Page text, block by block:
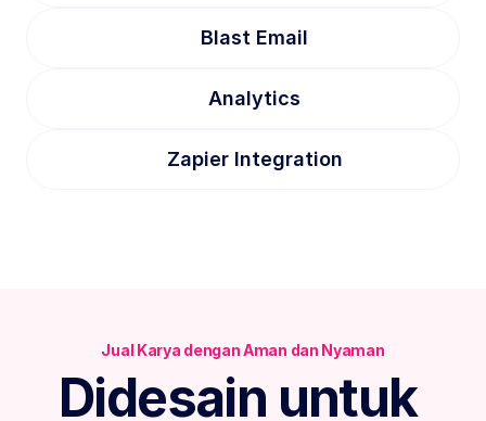
Blast Email
Analytics
Zapier Integration
Jual Karya dengan Aman dan Nyaman
Didesain untuk